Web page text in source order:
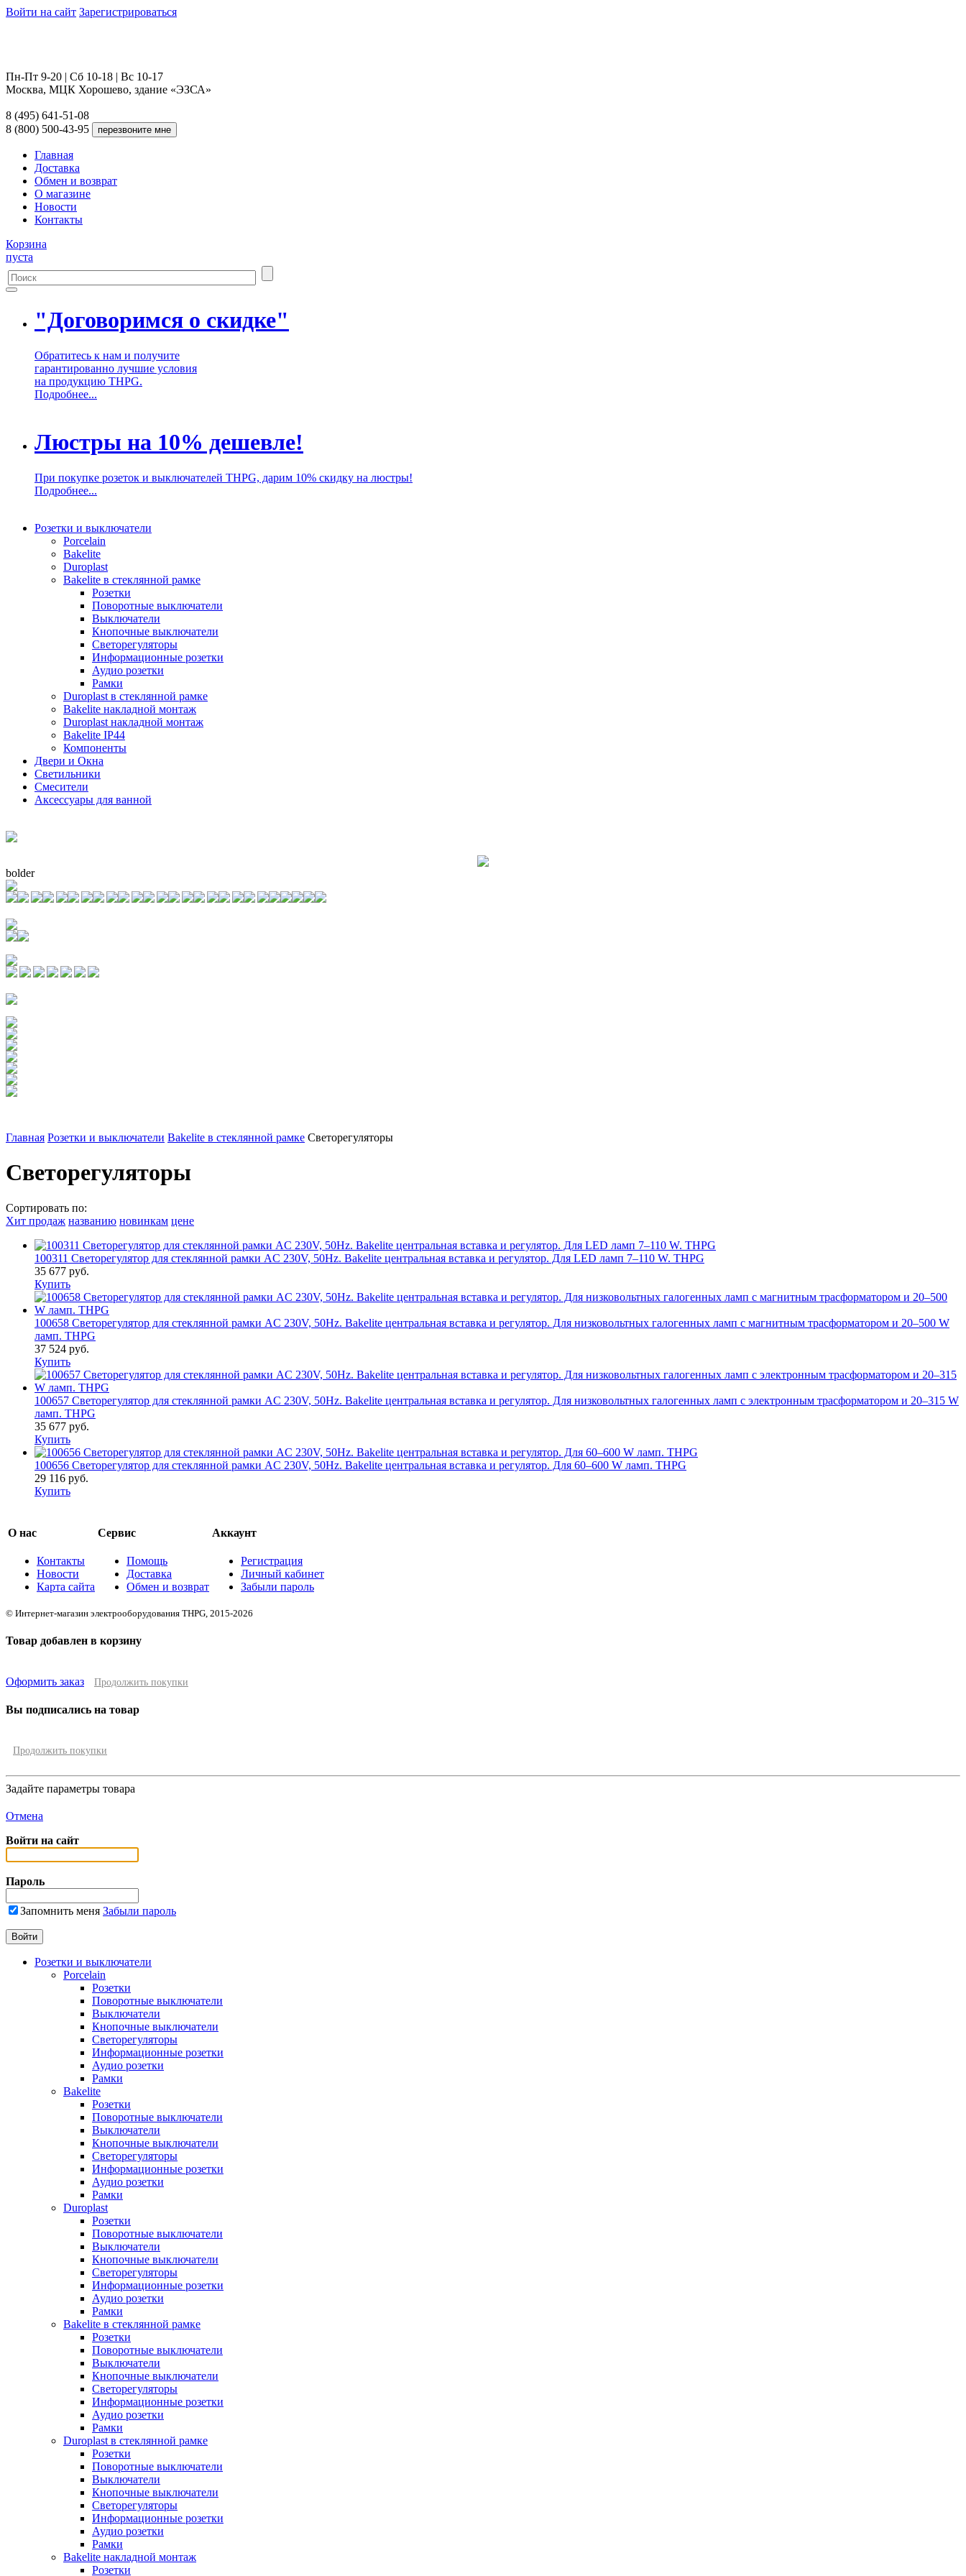
Войти на сайт Зарегистрироваться
Пн-Пт 9-20 | Сб 10-18 | Вс 10-17
Москва, МЦК Хорошево, здание «ЭЗСА»
8 (495) 641-51-08
8 (800) 500-43-95
Главная
Доставка
Обмен и возврат
О магазине
Новости
Контакты
Корзина
пуста
"Договоримся о скидке"
Обратитесь к нам и получите
гарантированно лучшие условия
на продукцию THPG.
Подробнее...
Люстры на 10% дешевле!
При покупке розеток и выключателей THPG, дарим 10% скидку на люстры!
Подробнее...
Розетки и выключатели
Porcelain
Bakelite
Duroplast
Bakelite в стеклянной рамке
Розетки
Поворотные выключатели
Выключатели
Кнопочные выключатели
Светорегуляторы
Информационные розетки
Аудио розетки
Рамки
Duroplast в стеклянной рамке
Bakelite накладной монтаж
Duroplast накладной монтаж
Bakelite IP44
Компоненты
Двери и Окна
Светильники
Смесители
Аксессуары для ванной
bolder
Главная Розетки и выключатели Bakelite в стеклянной рамке Светорегуляторы
Светорегуляторы
Сортировать по:
Хит продаж названию новинкам цене
100311 Светорегулятор для стеклянной рамки AC 230V, 50Hz. Bakelite центральная вставка и регулятор. Для LED ламп 7–110 W. THPG
35 677 руб.
Купить
100658 Светорегулятор для стеклянной рамки AC 230V, 50Hz. Bakelite центральная вставка и регулятор. Для низковольтных галогенных ламп с магнитным трасформатором и 20–500 W
ламп. THPG
37 524 руб.
Купить
100657 Светорегулятор для стеклянной рамки AC 230V, 50Hz. Bakelite центральная вставка и регулятор. Для низковольтных галогенных ламп с электронным трасформатором и 20–315 W
ламп. THPG
35 677 руб.
Купить
100656 Светорегулятор для стеклянной рамки AC 230V, 50Hz. Bakelite центральная вставка и регулятор. Для 60–600 W ламп. THPG
29 116 руб.
Купить
О нас
Контакты
Новости
Карта сайта
Сервис
Помощь
Доставка
Обмен и возврат
Аккаунт
Регистрация
Личный кабинет
Забыли пароль
© Интернет-магазин электрооборудования THPG, 2015-2026
Товар добавлен в корзину
Оформить заказ Продолжить покупки
Вы подписались на товар
Продолжить покупки
Задайте параметры товара
Отмена
Войти на сайт
Пароль
Запомнить меня Забыли пароль
Розетки и выключатели
Porcelain
Розетки
Поворотные выключатели
Выключатели
Кнопочные выключатели
Светорегуляторы
Информационные розетки
Аудио розетки
Рамки
Bakelite
Розетки
Поворотные выключатели
Выключатели
Кнопочные выключатели
Светорегуляторы
Информационные розетки
Аудио розетки
Рамки
Duroplast
Розетки
Поворотные выключатели
Выключатели
Кнопочные выключатели
Светорегуляторы
Информационные розетки
Аудио розетки
Рамки
Bakelite в стеклянной рамке
Розетки
Поворотные выключатели
Выключатели
Кнопочные выключатели
Светорегуляторы
Информационные розетки
Аудио розетки
Рамки
Duroplast в стеклянной рамке
Розетки
Поворотные выключатели
Выключатели
Кнопочные выключатели
Светорегуляторы
Информационные розетки
Аудио розетки
Рамки
Bakelite накладной монтаж
Розетки